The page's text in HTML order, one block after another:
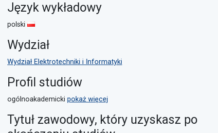
Język wykładowy
polski
Wydział
Wydział Elektrotechniki i Informatyki
Profil studiów
ogólnoakademicki pokaż więcej
Tytuł zawodowy, który uzyskasz po